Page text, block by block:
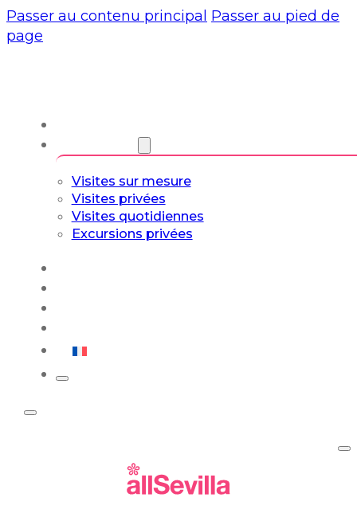
Passer au contenu principal Passer au pied de
page
Visites sur mesure
Visites privées
Visites quotidiennes
Excursions privées